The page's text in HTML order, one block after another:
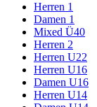
Herren 1
Damen 1
Mixed Ü40
Herren 2
Herren U22
Herren U16
Damen U16
Herren U14